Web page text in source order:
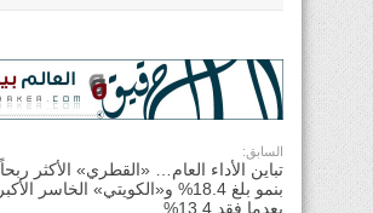
السابق:
تباين الأداء العام… «القطري» الأكثر ربحاً
بنمو بلغ 18.4% و«الكويتي» الخاسر الأكبر
بعدما فقد 13.4%